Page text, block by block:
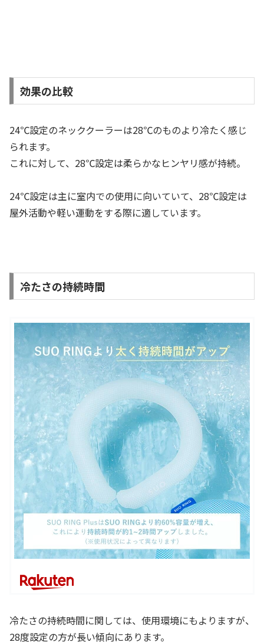
効果の比較
24℃設定のネッククーラーは28℃のものより冷たく感じ
られます。
これに対して、28℃設定は柔らかなヒンヤリ感が持続。
24℃設定は主に室内での使用に向いていて、28℃設定は
屋外活動や軽い運動をする際に適しています。
冷たさの持続時間
冷たさの持続時間に関しては、使用環境にもよりますが、
28度設定の方が長い傾向にあります。